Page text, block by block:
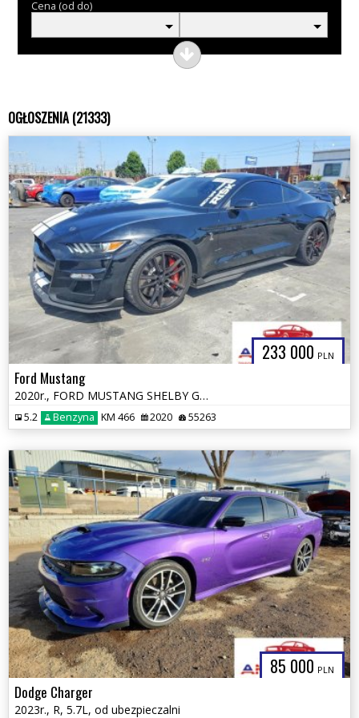
Cena (od do)
OGŁOSZENIA (21333)
233 000 PLN
Ford Mustang
2020r., FORD MUSTANG SHELBY GT500, 5.2L, od ubezpieczalni
5.2 Benzyna KM 466 2020 55263
85 000 PLN
Dodge Charger
2023r., R, 5.7L, od ubezpieczalni